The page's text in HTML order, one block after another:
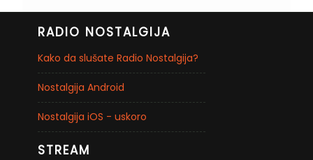
RADIO NOSTALGIJA
Kako da slušate Radio Nostalgija?
Nostalgija Android
Nostalgija iOS - uskoro
STREAM